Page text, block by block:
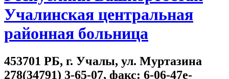
Учалинская центральная
районная больница
453701 РБ, г. Учалы, ул. Муртазина
278(34791) 3-65-07, факс: 6-06-47e-